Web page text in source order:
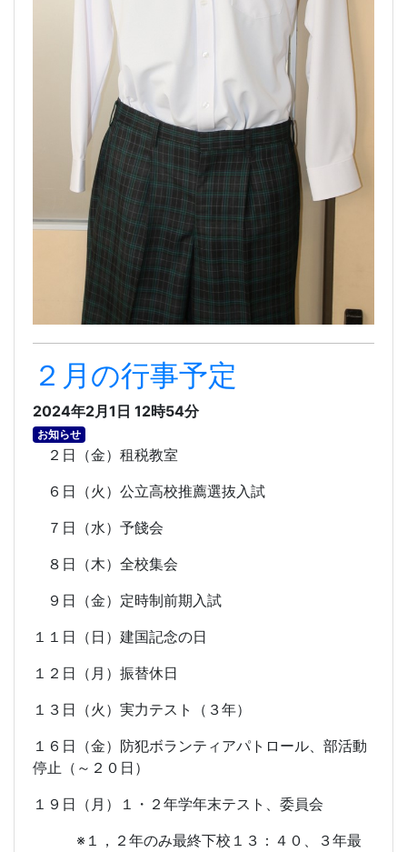
２月の行事予定
2024年2月1日 12時54分
お知らせ
２日（金）租税教室
６日（火）公立高校推薦選抜入試
７日（水）予餞会
８日（木）全校集会
９日（金）定時制前期入試
１１日（日）建国記念の日
１２日（月）振替休日
１３日（火）実力テスト（３年）
１６日（金）防犯ボランティアパトロール、部活動
停止（～２０日）
１９日（月）１・２年学年末テスト、委員会
※１，２年のみ最終下校１３：４０、３年最